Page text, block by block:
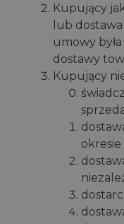
Kupujący
lub
umowy
dostawy
Kupujący